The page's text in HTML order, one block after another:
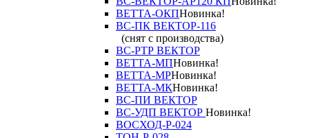
ВЕТТА-ОКПНовинка!
ВС-ПК ВЕКТОР-116
(снят с производства)
ВС-РТР ВЕКТОР
ВЕТТА-МПНовинка!
ВЕТТА-МРНовинка!
ВЕТТА-МКНовинка!
ВС-ПИ ВЕКТОР
ВС-УДП ВЕКТОР Новинка!
ВОСХОД-Р-024